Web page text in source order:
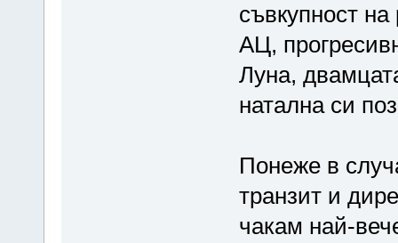
съвкупност
АЦ,
Луна,
натална си
Понеже в
транзит и
чакам най-